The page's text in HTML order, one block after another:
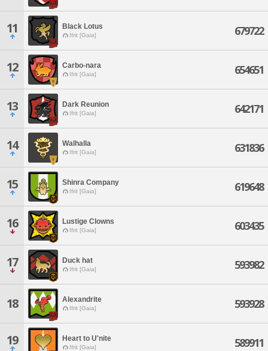
11 Black Lotus
Ifrit [Gaia] 679722
12 Carbo-nara
Ifrit [Gaia] 654651
13 Dark Reunion
Ifrit [Gaia] 642171
14 Walhalla
Ifrit [Gaia] 631836
15 Shinra Company
Ifrit [Gaia] 619648
16 Lustige Clowns
Ifrit [Gaia] 603435
17 Duck hat
Ifrit [Gaia] 593982
18 Alexandrite
Ifrit [Gaia] 593928
19 Heart to U'nite
Ifrit [Gaia] 589911